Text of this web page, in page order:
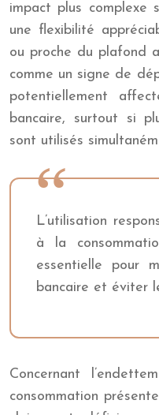
impact plus complexe
une flexibilité
ou proche du plafond
comme un signe de
potentiellement
bancaire, surtout si
sont utilisés
L’utilisation
à la
essentielle pour
bancaire et éviter
Concernant
consommation